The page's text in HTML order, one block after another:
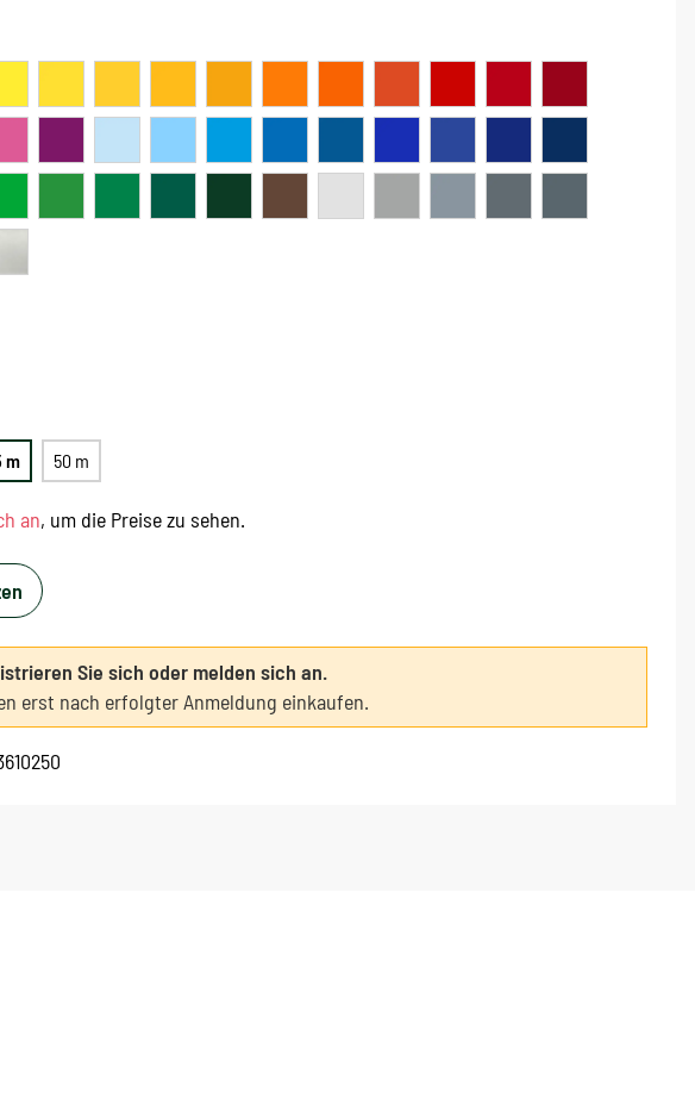
an, um die Preise zu sehen.
m 50 m
Sie sich oder melden sich an.
erst nach erfolgter Anmeldung einkaufen.